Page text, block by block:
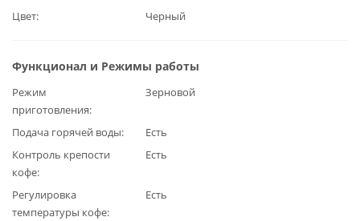
Цвет
Черный
Функционал и Режимы работы
Режим
приготовления
Зерновой
Подача горячей воды
Есть
Контроль крепости
кофе
Есть
Регулировка
температуры кофе
Есть